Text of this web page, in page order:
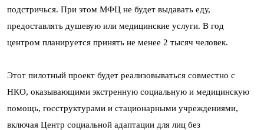
подстричься. При этом МФЦ не будет выдавать еду,
предоставлять душевую или медицинские услуги. В год
центром планируется принять не менее 2 тысяч человек.
Этот пилотный проект будет реализовываться совместно с
НКО, оказывающими экстренную социальную и медицинскую
помощь, госструктурами и стационарными учреждениями,
включая Центр социальной адаптации для лиц без